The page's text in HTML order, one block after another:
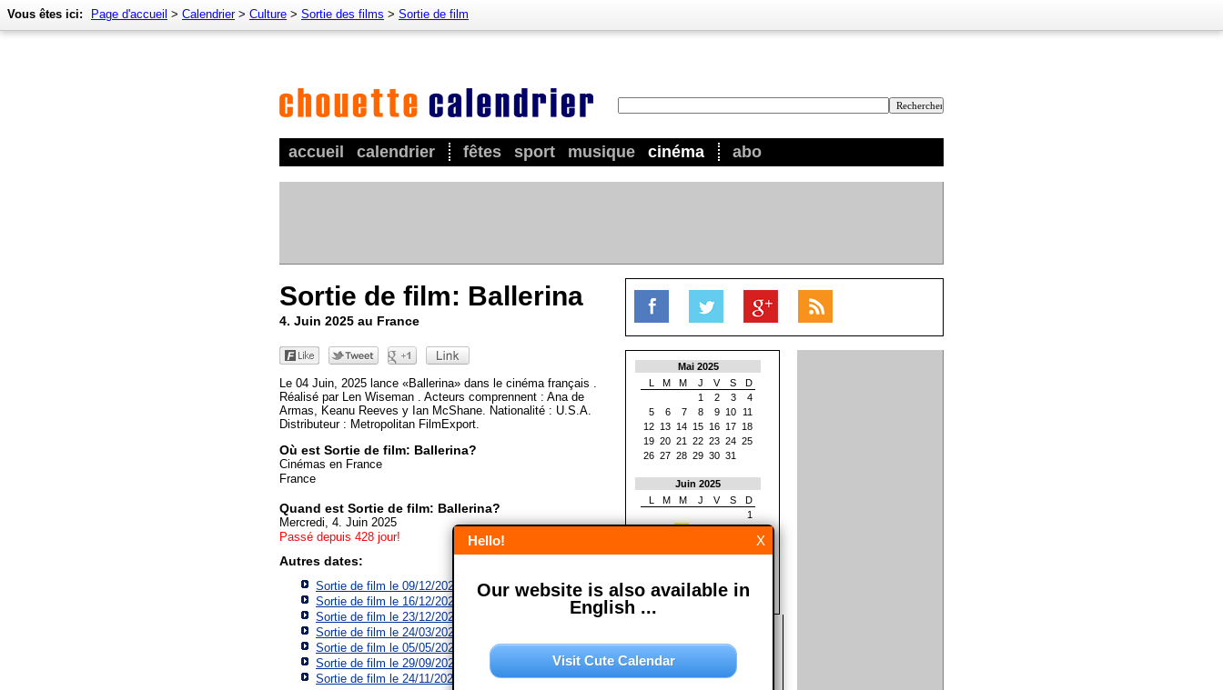
accueil calendrier fêtes sport musique cinéma abo
Vous êtes ici: Page d'accueil > Calendrier> Culture > Sortie des films > Sortie de film
Sortie de film: Ballerina
4. Juin 2025 au France
Le 04 Juin, 2025 lance «Ballerina» dans le cinéma français .
Réalisé par Len Wiseman . Acteurs comprennent : Ana de
Armas, Keanu Reeves y Ian McShane. Nationalité : U.S.A.
Distributeur : Metropolitan FilmExport.
Où est Sortie de film: Ballerina?
Cinémas en France
France
Quand est Sortie de film: Ballerina?
Mercredi, 4. Juin 2025
Passé depuis 428 jour!
Autres dates:
Sortie de film le 09/12/2026
Sortie de film le 16/12/2026
Sortie de film le 23/12/2026
Sortie de film le 24/03/2027
Sortie de film le 05/05/2027
Sortie de film le 29/09/2027
Sortie de film le 24/11/2027
Mai 2025
L
M M J V S
D
1
2 3
4
5
6 7 8 9 10
11
12 13 14 15 16 17 18
19 20 21 22 23 24 25
26 27 28 29 30 31
Juin 2025
L
M M J V S
D
1
2
3 4 5 6 7
8
16 17 18 19 20 21 22
30
jours fériés
Assomption de Marie
Sa, 15.08.2026
X
Hello!
Our website is also available in
English ...
Visit Cute Calendar